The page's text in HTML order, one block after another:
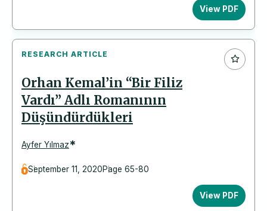
View PDF
RESEARCH ARTICLE
Orhan Kemal’in “Bir Filiz
Vardı” Adlı Romanının
Düşündürdükleri
Ayfer Yılmaz*
September 11, 2020Page 65-80
View PDF